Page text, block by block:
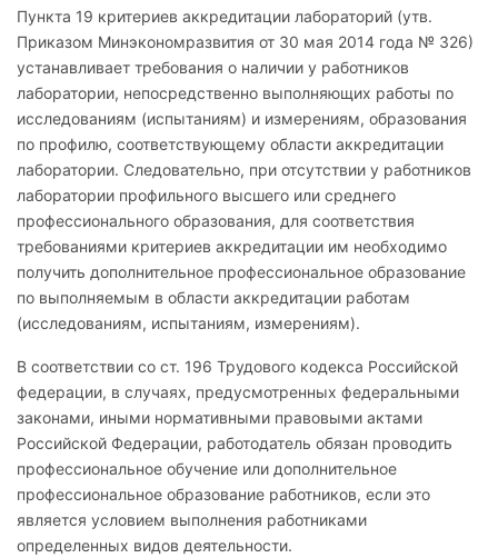
Пункта 19 критериев аккредитации лабораторий (утв.
Приказом Минэкономразвития от 30 мая 2014 года № 326)
устанавливает требования о наличии у работников
лаборатории, непосредственно выполняющих работы по
исследованиям (испытаниям) и измерениям, образования
по профилю, соответствующему области аккредитации
лаборатории. Следовательно, при отсутствии у работников
лаборатории профильного высшего или среднего
профессионального образования, для соответствия
требованиями критериев аккредитации им необходимо
получить дополнительное профессиональное образование
по выполняемым в области аккредитации работам
(исследованиям, испытаниям, измерениям).
В соответствии со ст. 196 Трудового кодекса Российской
федерации, в случаях, предусмотренных федеральными
законами, иными нормативными правовыми актами
Российской Федерации, работодатель обязан проводить
профессиональное обучение или дополнительное
профессиональное образование работников, если это
является условием выполнения работниками
определенных видов деятельности.